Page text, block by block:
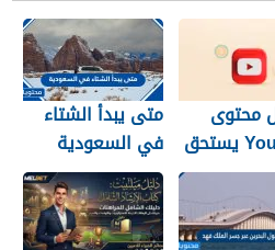
محتوى
YouTube يستحق
بالطريقة
متى يبدأ الشتاء
في السعودية
1448